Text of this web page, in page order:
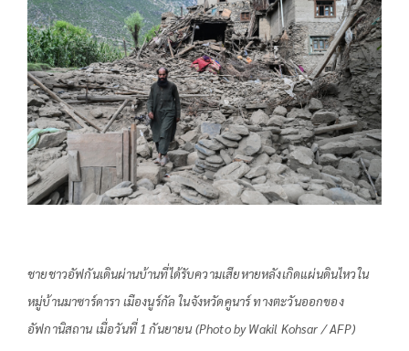
ชายชาวอัฟกันเดินผ่านบ้านที่ได้รับความเสียหายหลังเกิดแผ่นดินไหวใน
หมู่บ้านมาซาร์ดารา เมืองนูร์กัล ในจังหวัดคูนาร์ ทางตะวันออกของ
อัฟกานิสถาน เมื่อวันที่ 1 กันยายน (Photo by Wakil Kohsar / AFP)